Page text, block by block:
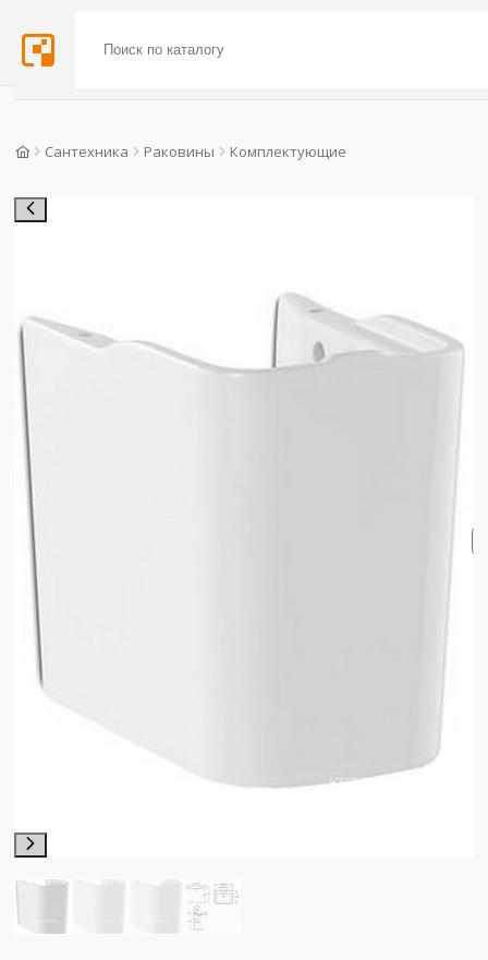
Сантехника Раковины Комплектующие